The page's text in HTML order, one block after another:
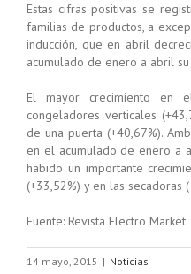
Estas cifras positivas se
familias de productos, a
inducción, que en abril
acumulado de enero a abril
El mayor crecimiento
congeladores verticales
de una puerta (+40,67%).
en el acumulado de enero a
habido un importante
(+33,52%) y en las secadoras
Fuente: Revista Electro Market
14 mayo, 2015 | Noticias